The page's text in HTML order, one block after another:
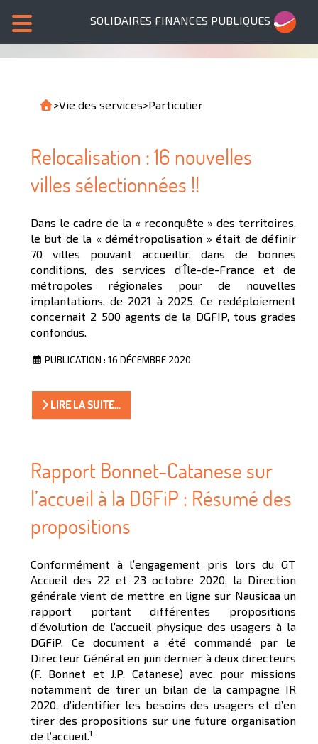
SOLIDAIRES FINANCES PUBLIQUES
>Vie des services>Particulier
Relocalisation : 16 nouvelles
villes sélectionnées !!
Dans le cadre de la « reconquête » des territoires,
le but de la « démétropolisation » était de définir
70 villes pouvant accueillir, dans de bonnes
conditions, des services d’Île-de-France et de
métropoles régionales pour de nouvelles
implantations, de 2021 à 2025. Ce redéploiement
concernait 2 500 agents de la DGFIP, tous grades
confondus.
PUBLICATION : 16 DÉCEMBRE 2020
LIRE LA SUITE...
Rapport Bonnet-Catanese sur
l’accueil à la DGFiP : Résumé des
propositions
Conformément à l’engagement pris lors du GT
Accueil des 22 et 23 octobre 2020, la Direction
générale vient de mettre en ligne sur Nausicaa un
rapport portant différentes propositions
d’évolution de l’accueil physique des usagers à la
DGFiP. Ce document a été commandé par le
Directeur Général en juin dernier à deux directeurs
(F. Bonnet et J.P. Catanese) avec pour missions
notamment de tirer un bilan de la campagne IR
2020, d’identifier les besoins des usagers et d’en
tirer des propositions sur une future organisation
de l’accueil.1